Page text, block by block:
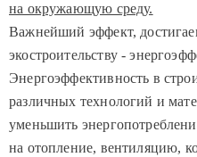
на окружающую среду.
Важнейший эффект,
экостроительству -
Энергоэффективность в
различных технологий и
уменьшить
на отопление, вентиляцию,